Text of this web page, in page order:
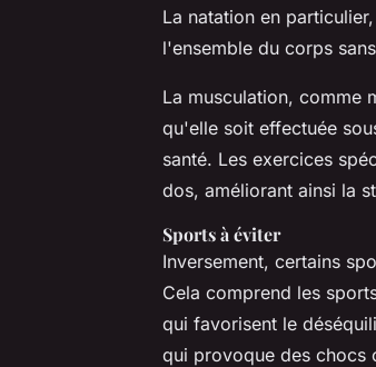
La natation en
l'ensemble du corps
La musculation, comme
qu'elle soit effectuée
santé. Les exercices
dos, améliorant ainsi la
Sports à éviter
Inversement, certains
Cela comprend les
qui favorisent le
qui provoque des chocs